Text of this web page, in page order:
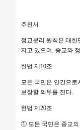
추천서
정교분리 원칙은 대
지고 있으며, 종교와
헌법 제10조
모든 국민은 인간으
보장할 의무를 진다.
헌법 제20조
① 모든 국민은 종교의